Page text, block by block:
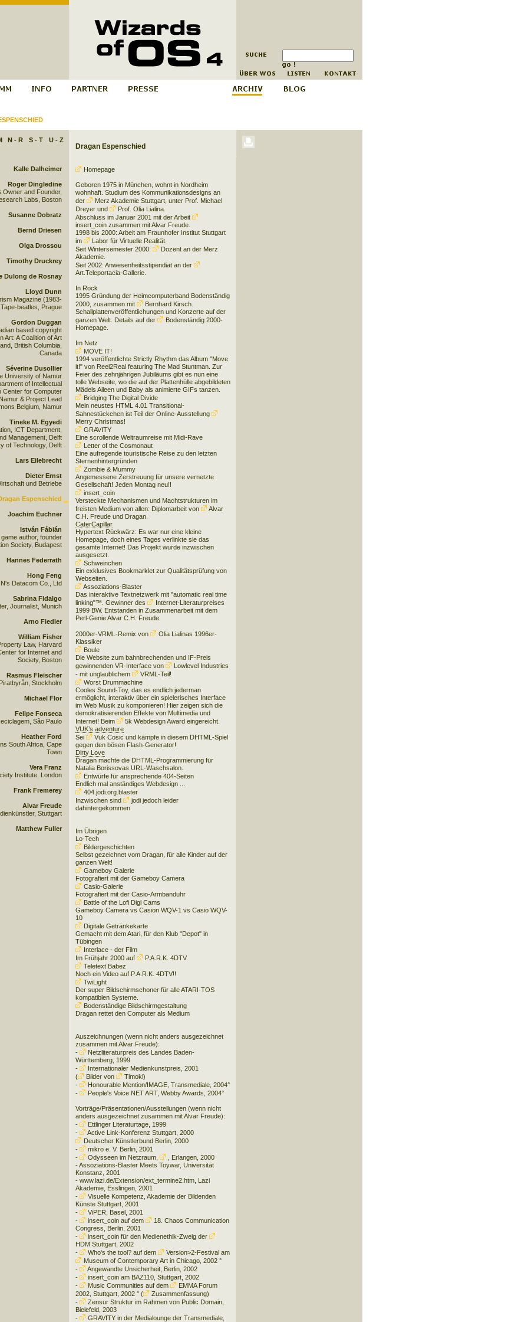
N - R S - T U - Z
Dragan Espenschied
Homepage
Geboren 1975 in München, wohnt in Nordheim
wohnhaft. Studium des Kommunikationsdesigns an
der
Merz Akademie Stuttgart, unter Prof. Michael
Dreyer und
Prof. Olia Lialina.
Abschluss im Januar 2001 mit der Arbeit
insert_coinzusammen mit Alvar Freude.
1998 bis 2000: Arbeit am Fraunhofer Institut Stuttgart
im
Labor für Virtuelle Realität.
Seit Wintersemester 2000:
Dozent an der Merz
Akademie.
Seit 2002: Anwesenheitsstipendiat an der
Art.Teleportacia-Gallerie.
In Rock
1995 Gründung der Heimcomputerband Bodenständig
2000, zusammen mit
Bernhard Kirsch.
Schallplattenveröffentlichungen und Konzerte auf der
ganzen Welt. Details auf der
Bodenständig 2000-
Homepage.
Im Netz
MOVE IT!
1994 veröffentlichte Strictly Rhythm das Album "Move
it!" von Reel2Real featuring The Mad Stuntman. Zur
Feier des zehnjährigen Jubiläums gibt es nun eine
tolle Webseite, wo die auf der Plattenhülle abgebildeten
Mädels Aileen und Baby als animierte GIFs tanzen.
Bridging The Digital Divide
Mein neustes HTML 4.01 Transitional-
Sahnestückchen ist Teil der Online-Ausstellung
Merry Christmas!
GRAVITY
Eine scrollende Weltraumreise mit Midi-Rave
Letter of the Cosmonaut
Eine aufregende touristische Reise zu den letzten
Sternenhintergründen
Zombie & Mummy
Angemessene Zerstreuung für unsere vernetzte
Gesellschaft! Jeden Montag neu!!
insert_coin
Versteckte Mechanismen und Machtstrukturen im
freisten Medium von allen: Diplomarbeit von
Alvar
C.H. Freudeund Dragan.
CaterCapillar
Hypertext Rückwärz: Es war nur eine kleine
Homepage, doch eines Tages verlinkte sie das
gesamte Internet! Das Projekt wurde inzwischen
ausgesetzt.
Schweinchen
Ein exklusives Bookmarklet zur Qualitätsprüfung von
Webseiten.
Assoziations-Blaster
Das interaktive Textnetzwerk mit "automatic real time
linking"™. Gewinner des
Internet-Literaturpreises
1999 BW. Entstanden in Zusammenarbeit mit dem
Perl-Genie Alvar C.H. Freude.
2000er-VRML-Remix von Olia Lialinas 1996er-
Klassiker
Boule
Die Website zum bahnbrechenden und IF-Preis
gewinnenden VR-Interface von
Lowlevel Industries
- mit unglaublichem
VRML -Teil!
Worst Drummachine
Cooles Sound-Toy, das es endlich jederman
ermöglicht, interaktiv über ein spielerisches Interface
im Web Musik zu komponieren! Hier zeigen sich die
demokratisierenden Effekte von Multimedia und
Internet! Beim
5k Webdesign Awardeingereicht.
VUK’s adventure
Sei
Vuk Cosic und kämpfe in diesem DHTML-Spiel
gegen den bösen Flash-Generator!
Dirty Love
Dragan machte die DHTML-Programmierung für
Natalia Borissovas URL-Waschsalon.
Entwürfe für ansprechende 404-Seiten
Endlich mal anständiges Webdesign ...
404.jodi.org.blaster
Inzwischen sind
jodijedoch leider
dahintergekommen
Im Übrigen
Lo-Tech
Bildergeschichten
Selbst gezeichnet vom Dragan, für alle Kinder auf der
ganzen Welt!
Gameboy Galerie
Fotografiert mit der Gameboy Camera
Casio-Galerie
Fotografiert mit der Casio-Armbanduhr
Battle of the Lofi Digi Cams
Gameboy Camera vs Casion WQV-1 vs Casio WQV-
10
Digitale Getränkekarte
Gemacht mit dem Atari, für den Klub "Depot" in
Tübingen
Interlace - der Film
Im Frühjahr 2000 auf
P.A.R.K. 4DTV
Teletext Babez
Noch ein Video auf P.A.R.K. 4DTV!!
TwiLight
Der super Bildschirmschoner für alle ATARI-TOS
kompatiblen Systeme.
Bodenständige Bildschirmgestaltung
Dragan rettet den Computer als Medium
Auszeichnungen (wenn nicht anders ausgezeichnet
zusammen mit Alvar Freude):
-
Netzliteraturpreis des Landes Baden-
Württemberg, 1999
-
Internationaler Medienkunstpreis , 2001
(
Bildervon Timokl)
-
Honourable Mention/IMAGE, Transmediale, 2004°
-
People's Voice NET ART, Webby Awards, 2004°
Vorträge/Präsentationen/Ausstellungen (wenn nicht
anders ausgezeichnet zusammen mit Alvar Freude):
-
Ettlinger Literaturtage, 1999
-
Active Link-Konferenz Stuttgart, 2000
Deutscher KünstlerbundBerlin, 2000
-
mikro e. V. Berlin, 2001
-
Odysseen im Netzraum,
, Erlangen, 2000
-Assoziations-Blaster Meets Toywar, Universität
Konstanz, 2001
- www.lazi.de/Extension/ext_termine2.htm, Lazi
Akademie, Esslingen, 2001
-
Visuelle Kompetenz , Akademie der Bildenden
Künste Stuttgart, 2001
-
ViPER , Basel, 2001
-
insert_coinauf dem
18. Chaos Communication
Congress , Berlin, 2001
-
insert_coinfür den Medienethik-Zweig der
HDM Stuttgart, 2002
-
Who's the tool? auf dem Version>2-Festivalam
Museum of Contemporary Artin Chicago, 2002 °
-
Angewandte Unsicherheit, Berlin, 2002
-
insert_coinam BAZ110, Stuttgart, 2002
-
Music Communities auf dem
EMMA Forum
2002, Stuttgart, 2002 ° ( Zusammenfassung)
-
Zensur Strukturim Rahmen von Public Domain,
Bielefeld, 2003
-
GRAVITY in der Medialounge der Transmediale,
Kalle Dalheimer
Roger Dingledine
and Founder,
Labs, Boston
Susanne Dobratz
Bernd Driesen
Olga Drossou
Timothy Druckrey
Dulong de Rosnay
Lloyd Dunn
Magazine (1983-
beatles, Prague
Gordon Duggan
based copyright
Art: A Coalition of Art
British Columbia,
Canada
Séverine Dusollier
University of Namur
of Intellectual
Center for Computer
& Project Lead
Belgium, Namur
Tineke M. Egyedi
ICT Department,
Management, Delft
of Technology, Delft
Lars Eilebrecht
Dieter Ernst
und Betriebe
Espenschied
Joachim Euchner
István Fábián
author, founder
Society, Budapest
Hannes Federrath
Hong Feng
Datacom Co., Ltd
Sabrina Fidalgo
Journalist, Munich
Arno Fiedler
William Fisher
Law, Harvard
for Internet and
Society, Boston
Rasmus Fleischer
Stockholm
Michael Flor
Felipe Fonseca
São Paulo
Heather Ford
South Africa, Cape
Town
Vera Franz
Institute, London
Frank Fremerey
Alvar Freude
Stuttgart
Matthew Fuller